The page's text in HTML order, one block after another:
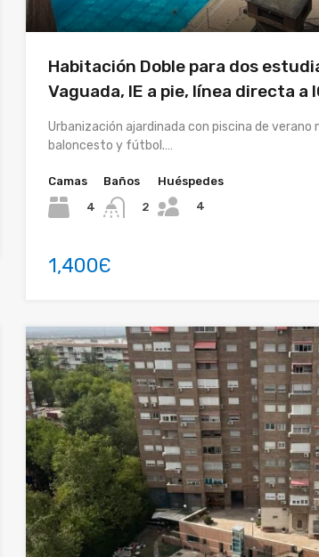
Habitación Doble para dos
Vaguada, IE a pie, línea directa a
Urbanización ajardinada con piscina de
baloncesto y fútbol.…
Camas
4
Baños
2
Huéspedes
4
1,400Є